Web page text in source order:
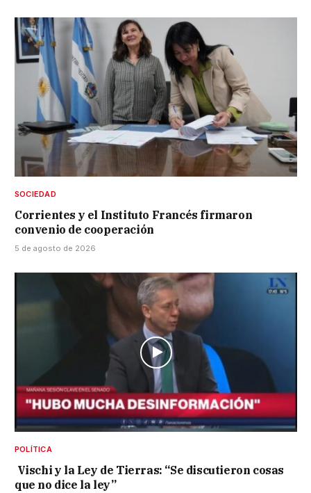
SOCIEDAD
Corrientes y el Instituto Francés firmaron
convenio de cooperación
5 de agosto de 2026
POLÍTICA
Vischi y la Ley de Tierras: “Se discutieron cosas
que no dice la ley”